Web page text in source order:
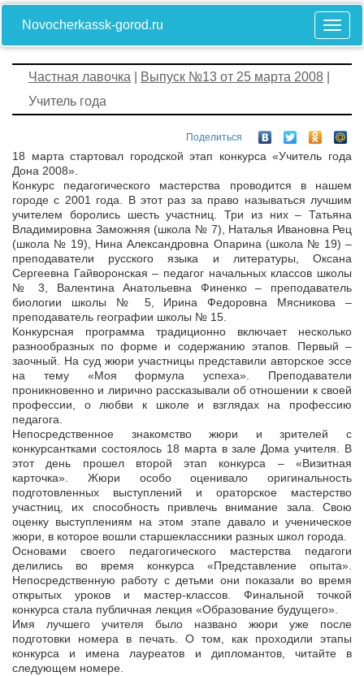
Novocherkassk-gorod.ru
Частная лавочка Выпуск №13 от 25 марта 2008
Учитель года
Поделиться
18 марта стартовал городской этап конкурса «Учитель года
Дона 2008».
Конкурс педагогического мастерства проводится в нашем
городе с 2001 года. В этот раз за право называться лучшим
учителем боролись шесть участниц. Три из них – Татьяна
Владимировна Заможняя (школа № 7), Наталья Ивановна Рец
(школа № 19), Нина Александровна Опарина (школа № 19) –
преподаватели русского языка и литературы, Оксана
Сергеевна Гайворонская – педагог начальных классов школы
№ 3, Валентина Анатольевна Финенко – преподаватель
биологии школы № 5, Ирина Федоровна Мясникова –
преподаватель географии школы № 15.
Конкурсная программа традиционно включает несколько
разнообразных по форме и содержанию этапов. Первый –
заочный. На суд жюри участницы представили авторское эссе
на тему «Моя формула успеха». Преподаватели
проникновенно и лирично рассказывали об отношении к своей
профессии, о любви к школе и взглядах на профессию
педагога.
Непосредственное знакомство жюри и зрителей с
конкурсантками состоялось 18 марта в зале Дома учителя. В
этот день прошел второй этап конкурса – «Визитная
карточка». Жюри особо оценивало оригинальность
подготовленных выступлений и ораторское мастерство
участниц, их способность привлечь внимание зала. Свою
оценку выступлениям на этом этапе давало и ученическое
жюри, в которое вошли старшеклассники разных школ города.
Основами своего педагогического мастерства педагоги
делились во время конкурса «Представление опыта».
Непосредственную работу с детьми они показали во время
открытых уроков и мастер-классов. Финальной точкой
конкурса стала публичная лекция «Образование будущего».
Имя лучшего учителя было названо жюри уже после
подготовки номера в печать. О том, как проходили этапы
конкурса и имена лауреатов и дипломантов, читайте в
следующем номере.